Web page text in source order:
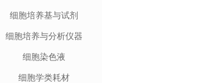
细胞培养基与试剂
细胞培养与分析仪器
细胞染色液
细胞学类耗材